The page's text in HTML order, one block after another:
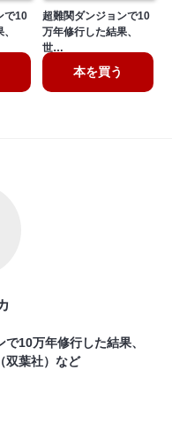
で10
超難関ダンジョンで10
万年修行した結果、
世…
本を買う
10万年修行した結果、
双葉社）など